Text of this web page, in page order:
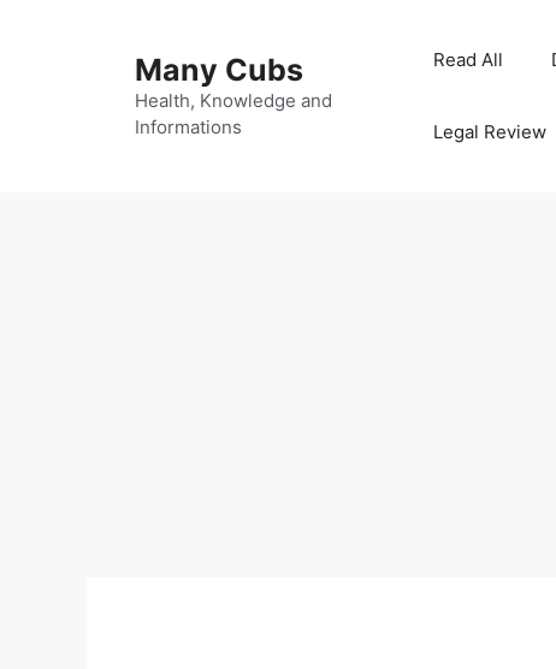
Many Cubs
Health, Knowledge and
Informations
Read All
Legal Review